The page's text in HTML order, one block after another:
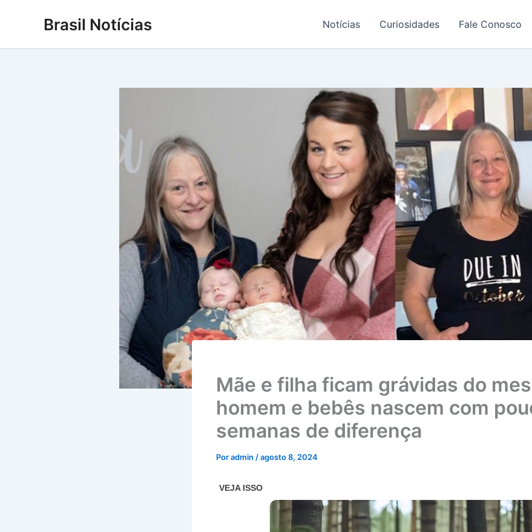
Brasil Notícias Notícias Curiosidades Fale Conosco
Mãe e filha ficam grávidas do
homem e bebês nascem com
semanas de diferença
Poradmin /agosto 8, 2024